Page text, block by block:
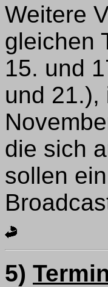
Weitere
gleichen
15. und
und 21.),
die sich
sollen
5)